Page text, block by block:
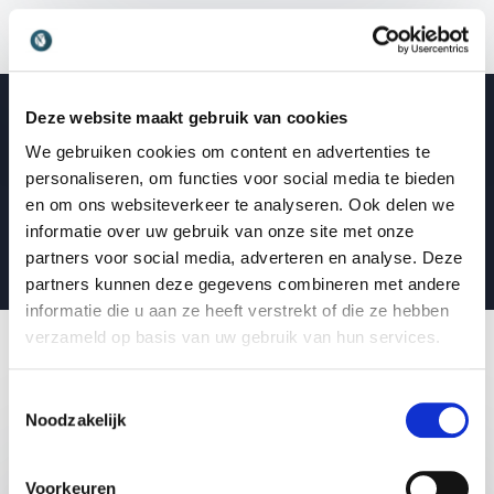
Deze website maakt gebruik van cookies
We gebruiken cookies om content en advertenties te
personaliseren, om functies voor social media te bieden
en om ons websiteverkeer te analyseren. Ook delen we
informatie over uw gebruik van onze site met onze
partners voor social media, adverteren en analyse. Deze
partners kunnen deze gegevens combineren met andere
informatie die u aan ze heeft verstrekt of die ze hebben
verzameld op basis van uw gebruik van hun services.
Noodzakelijk
Voorkeuren
Het Focus Borgingspakket
met een werkboek
(PDF), de online mini cursusFocus Habitsen 6
boekenbij een lezing of masterclass voor extra
verdieping en blijvend resultaat.
Vorige
Volgende
Ontdek jouw ‘Focus’ met Mark
Tichelaar
Video van spreker Mark Tigchelaar
MARK TIGCHELAAR
Athenas